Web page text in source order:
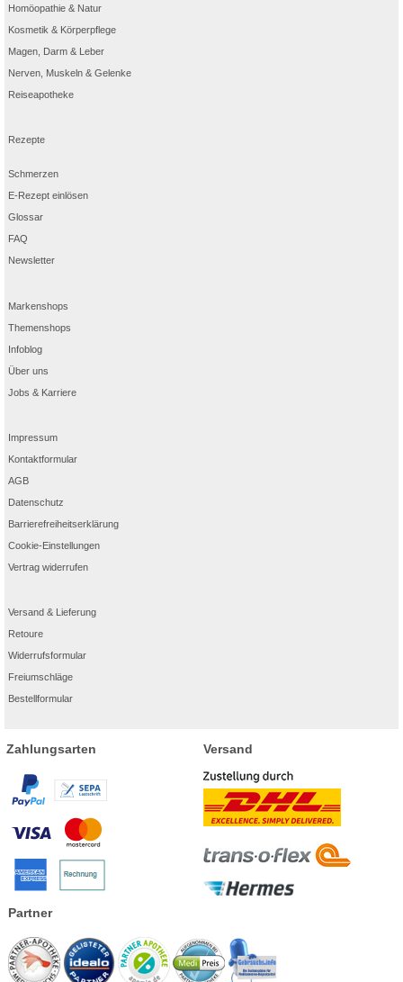
Homöopathie & Natur
Kosmetik & Körperpflege
Magen, Darm & Leber
Nerven, Muskeln & Gelenke
Reiseapotheke
Rezepte
Schmerzen
E-Rezept einlösen
Glossar
FAQ
Newsletter
Markenshops
Themenshops
Infoblog
Über uns
Jobs & Karriere
Impressum
Kontaktformular
AGB
Datenschutz
Barrierefreiheitserklärung
Cookie-Einstellungen
Vertrag widerrufen
Versand & Lieferung
Retoure
Widerrufsformular
Freiumschläge
Bestellformular
Zahlungsarten Versand
Partner